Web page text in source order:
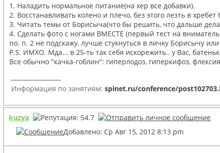
1. Наладить нормальное питание(на хер все добавки).
2. Восстанавливать колено и плечо, без этого лезть в хребет
3. Читать темы от Борисыча(что бы решить, что дальше
4. Сделать фото с ногами ВМЕСТЕ (первый тест на
по. п. 2 не подскажу, лучше стукнуться в личку Борисычу
P.S. ИМХО. Мда... в 25-ть так себя искорежить.. у Вас,
Все обычно "качка-гоблин": гиперлодоз, гиперкифоз,
Информация по занятиям: spinet.ru/conference/
kuzya
Добавлено: Ср Авг 15, 2012 8:13 pm